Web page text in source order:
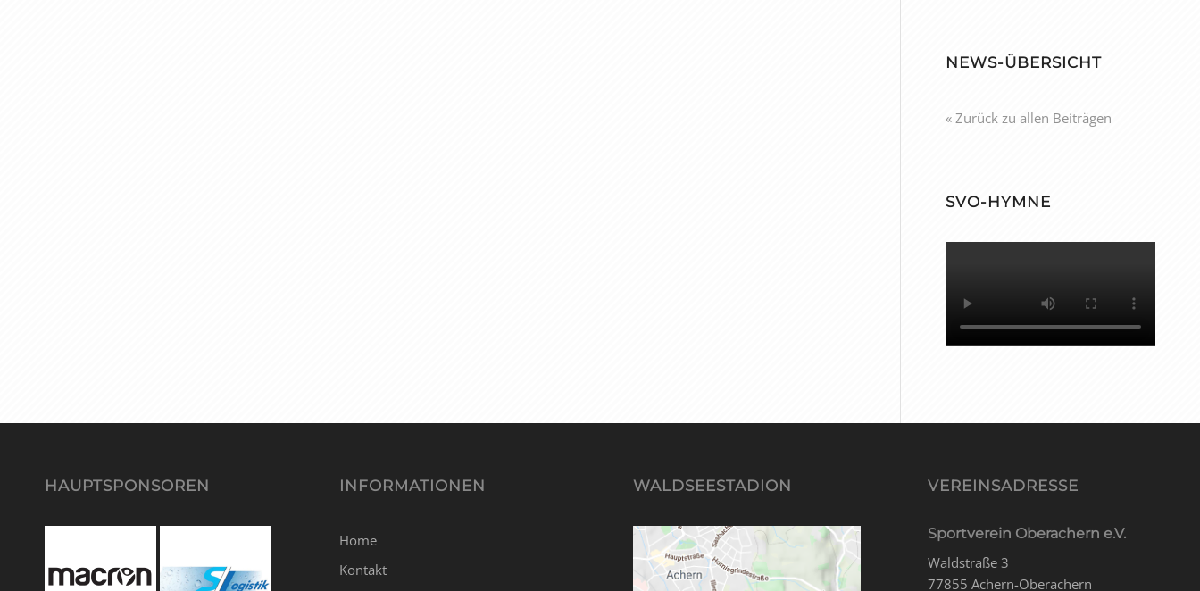
NEWS-ÜBERSICHT
« Zurück zu allen Beiträgen
SVO-HYMNE
HAUPTSPONSOREN INFORMATIONEN
Home
Kontakt
WALDSEESTADION VEREINSADRESSE
Sportverein Oberachern e.V.
Waldstraße 3
77855 Achern-Oberachern